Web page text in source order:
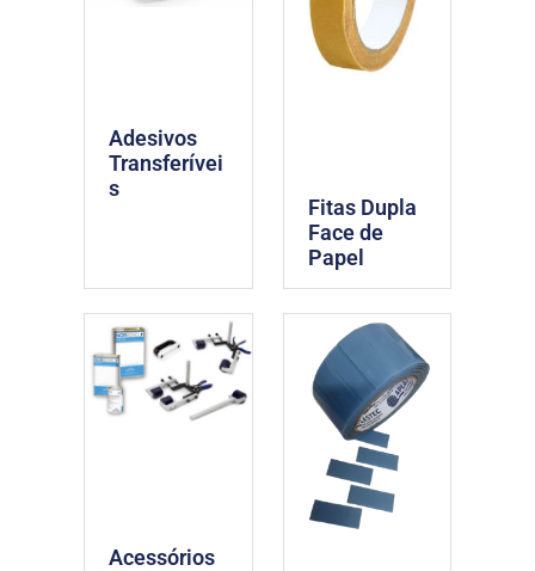
Adesivos
Transferívei
s
Fitas Dupla
Face de
Papel
Acessórios